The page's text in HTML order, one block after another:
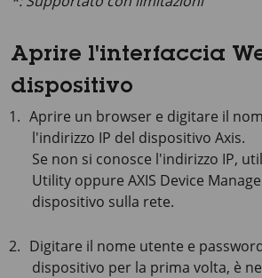
Aprire l'interfaccia
dispositivo
Aprire un browser e digitare il
l'indirizzo IP del dispositivo Axis.
Se non si conosce l'indirizzo IP,
Utility oppure AXIS Device
dispositivo sulla rete.
Digitare il nome utente e
dispositivo per la prima volta, è